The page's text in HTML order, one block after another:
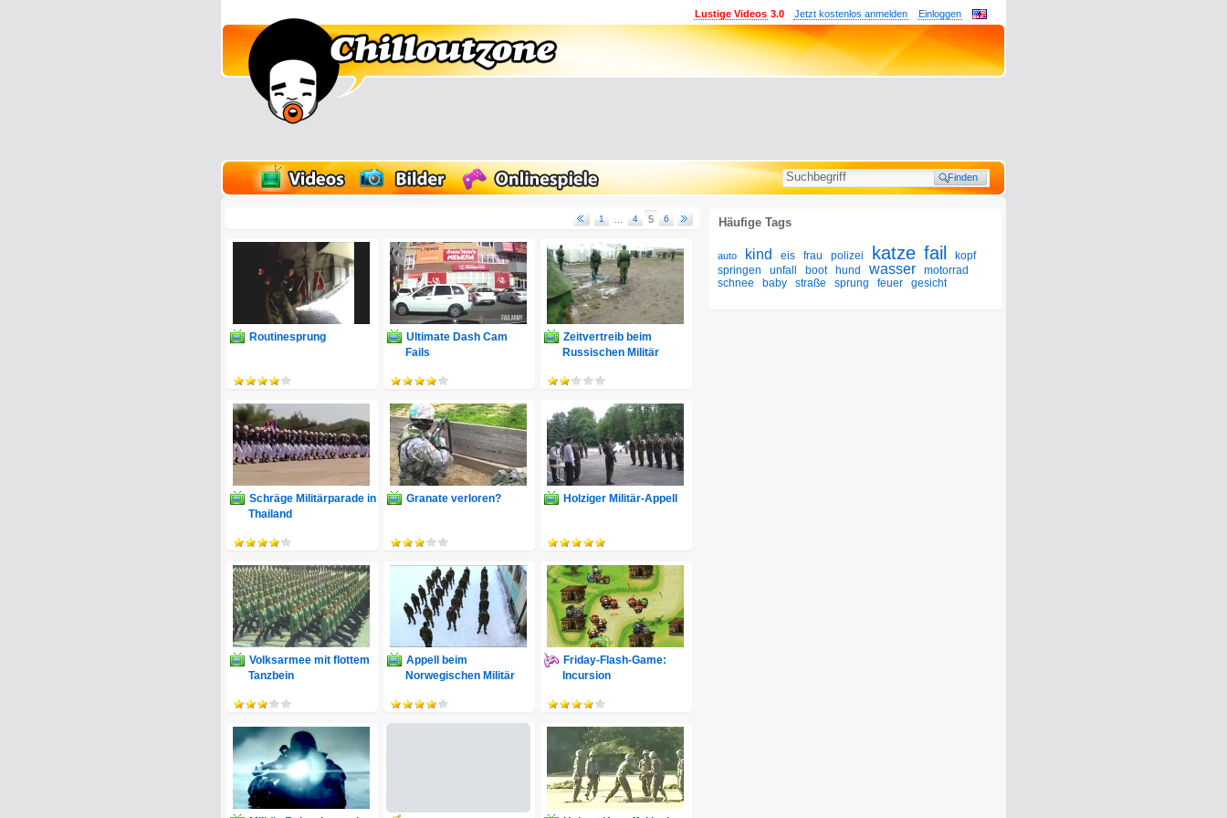
Einloggen
Jetzt kostenlos anmelden
Lustige Videos 3.0
1 4 5 6
Routinesprung
Ultimate Dash Cam
Fails
Zeitvertreib beim
Russischen Militär
Schräge Militärparade in
Thailand
Granate verloren? Holziger Militär-Appell
Volksarmee mit flottem
Tanzbein
Appell beim
Norwegischen Militär
Friday-Flash-Game:
Incursion
Häufige Tags
auto kind eis frau polizei katze fail
kopf
springen
unfall boot hund wasser
motorrad
schnee
baby straße sprung feuer gesicht